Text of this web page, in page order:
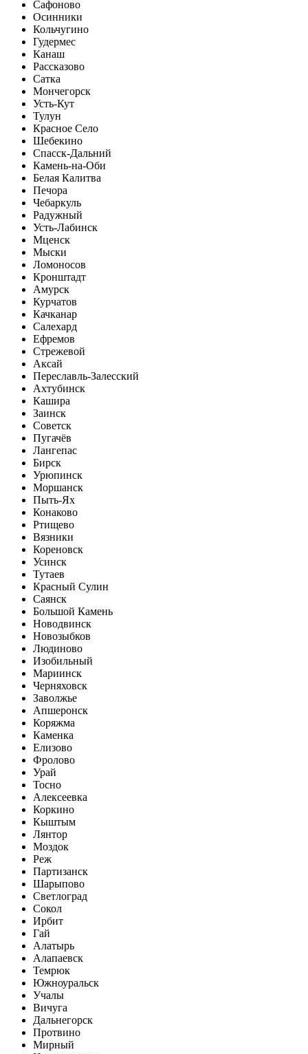
Сафоново
Осинники
Кольчугино
Гудермес
Канаш
Рассказово
Сатка
Мончегорск
Усть-Кут
Тулун
Красное Село
Шебекино
Спасск-Дальний
Камень-на-Оби
Белая Калитва
Печора
Чебаркуль
Радужный
Усть-Лабинск
Мценск
Мыски
Ломоносов
Кронштадт
Амурск
Курчатов
Качканар
Салехард
Ефремов
Стрежевой
Аксай
Переславль-Залесский
Ахтубинск
Кашира
Заинск
Советск
Пугачёв
Лангепас
Бирск
Урюпинск
Моршанск
Пыть-Ях
Конаково
Ртищево
Вязники
Кореновск
Усинск
Тутаев
Красный Сулин
Саянск
Большой Камень
Новодвинск
Новозыбков
Людиново
Изобильный
Мариинск
Черняховск
Заволжье
Апшеронск
Коряжма
Каменка
Елизово
Фролово
Урай
Тосно
Алексеевка
Коркино
Кыштым
Лянтор
Моздок
Реж
Партизанск
Шарыпово
Светлоград
Сокол
Ирбит
Гай
Алатырь
Алапаевск
Темрюк
Южноуральск
Учалы
Вичуга
Дальнегорск
Протвино
Мирный